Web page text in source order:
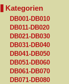
Kategorien
DB001-DB010
DB011-DB020
DB021-DB030
DB031-DB040
DB041-DB050
DB051-DB060
DB061-DB070
DB071-DB080